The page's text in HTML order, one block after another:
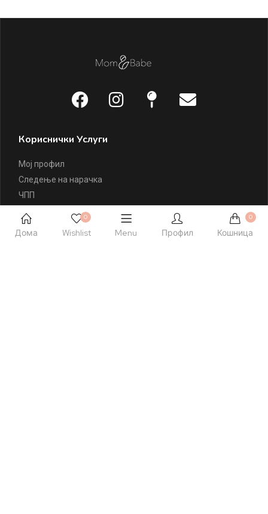
Кориснички Услуги
Мој профил
Следење на нарачка
ЧПП
Начини на плаќање
Услови на испорака
Дома
0
Wishlist Menu Профил
0
Кошница